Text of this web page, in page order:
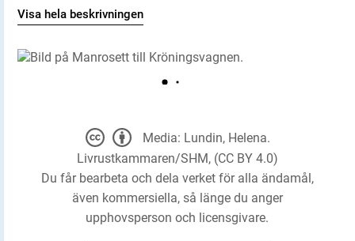
klädd med tyg av silverlan och silke med ett
en franskant av guldtråd och guldlan, något ihoptryckt,
bredd: 15 mm. På baksidan en rund bottenplatta, troligen
av skinn, klädd med blå siden. Plattan mäter i diameter:
Visa hela beskrivningen
Media: Lundin, Helena.
Livrustkammaren/SHM, (CC BY 4.0)
Du får bearbeta och dela verket för alla ändamål,
även kommersiella, så länge du anger
upphovsperson och licensgivare.